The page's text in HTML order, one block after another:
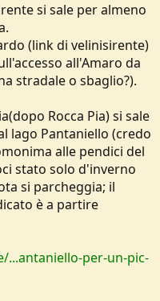
si sale per almeno
(link di velinisirente)
all'Amaro da
stradale o sbaglio?).
Rocca Pia) si sale
lago Pantaniello (credo
alle pendici del
stato solo d'inverno
si parcheggia; il
è a partire
per-un-pic-